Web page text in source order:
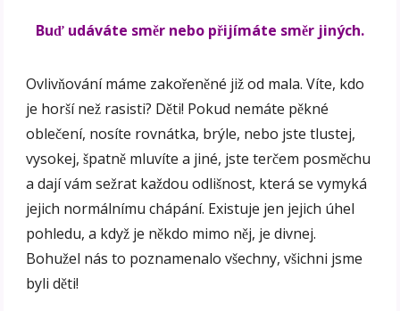
Buď udáváte směr nebo přijímáte směr jiných.
Ovlivňování máme zakořeněné již od mala. Víte, kdo
je horší než rasisti? Děti! Pokud nemáte pěkné
oblečení, nosíte rovnátka, brýle, nebo jste tlustej,
vysokej, špatně mluvíte a jiné, jste terčem posměchu
a dají vám sežrat každou odlišnost, která se vymyká
jejich normálnímu chápání. Existuje jen jejich úhel
pohledu, a když je někdo mimo něj, je divnej.
Bohužel nás to poznamenalo všechny, všichni jsme
byli děti!